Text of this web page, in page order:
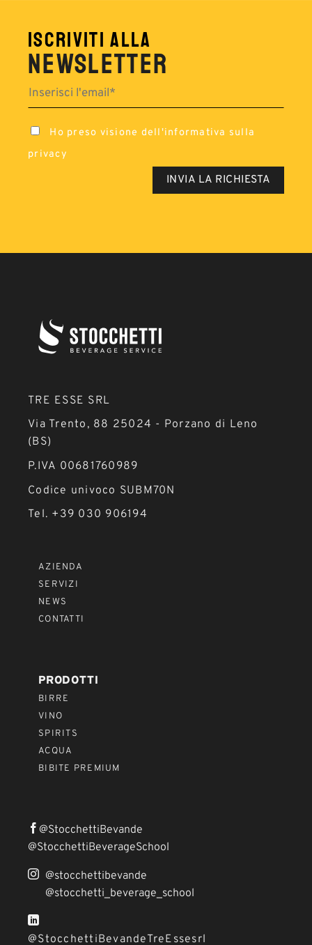
TRE ESSE SRL
Via Trento, 88 25024 - Porzano di Leno
(BS)
P.IVA 00681760989
Codice univoco SUBM70N
Tel. +39 030 906194
AZIENDA
SERVIZI
NEWS
CONTATTI
PRODOTTI
BIRRE
VINO
SPIRITS
ACQUA
BIBITE PREMIUM
@StocchettiBevande
@StocchettiBeverageSchool
@stocchettibevande
@stocchetti_beverage_school
@StocchettiBevandeTreEssesrl
ISCRIVITI ALLA
NEWSLETTER
Ho preso visione dell'informativa sulla
privacy